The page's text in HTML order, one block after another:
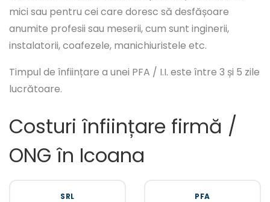
mici sau pentru cei care doresc să desfășoare
anumite profesii sau meserii, cum sunt inginerii,
instalatorii, coafezele, manichiuristele etc.
Timpul de înființare a unei PFA / I.I. este între 3 și 5 zile
lucrătoare.
Costuri înființare firmă /
ONG în Icoana
SRL PFA